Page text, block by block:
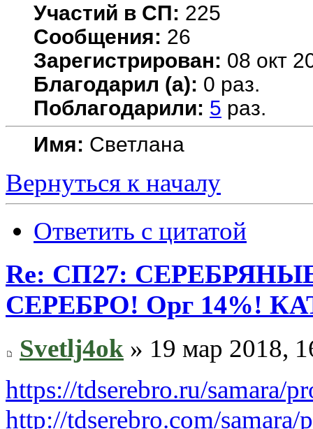
Участий в СП: 225
Сообщения: 26
Зарегистрирован: 08 окт
Благодарил (а): 0 раз.
Поблагодарили: 5 раз.
Имя: Светлана
Вернуться к началу
Ответить с цитатой
Re: СП27:
СЕРЕБРО! Орг 14%!
Svetlj4ok » 19 мар 2018,
https://tdserebro.ru/samara/
http://tdserebro.com/samara/